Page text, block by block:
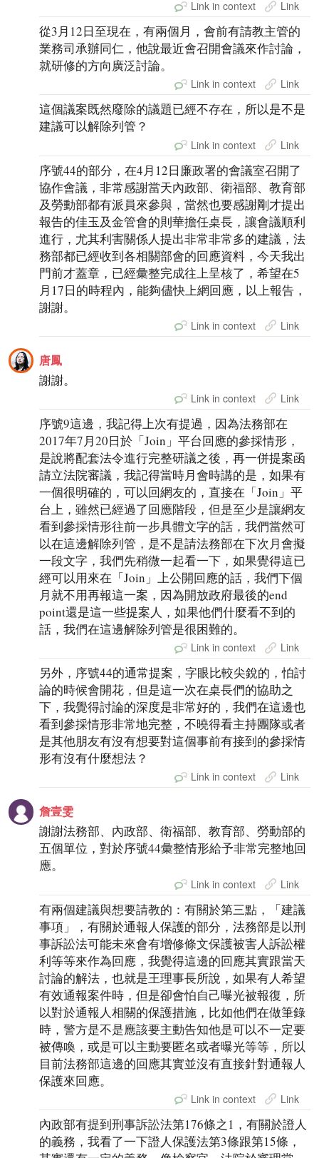
Link in context Link
從3月12日至現在，有兩個月，會前有請教主管的
業務司承辦同仁，他說最近會召開會議來作討論，
就研修的方向廣泛討論。
Link in context Link
這個議案既然廢除的議題已經不存在，所以是不是
建議可以解除列管？
Link in context Link
序號44的部分，在4月12日廉政署的會議室召開了
協作會議，非常感謝當天內政部、衛福部、教育部
及勞動部都有派員來參與，當然也要感謝剛才提出
報告的佳玉及金管會的則華擔任桌長，讓會議順利
進行，尤其利害關係人提出非常非常多的建議，法
務部都已經收到各相關部會的回應資料，今天我出
門前才蓋章，已經彙整完成往上呈核了，希望在5
月17日的時程內，能夠儘快上網回應，以上報告，
謝謝。
Link in context Link
唐鳳
謝謝。
Link in context Link
序號9這邊，我記得上次有提過，因為法務部在
2017年7月20日於「Join」平台回應的參採情形，
是說將配套法令進行完整研議之後，再一併提案函
請立法院審議，我記得當時月會時講的是，如果有
一個很明確的，可以回網友的，直接在「Join」平
台上，雖然已經過了回應階段，但是至少是讓網友
看到參採情形往前一步具體文字的話，我們當然可
以在這邊解除列管，是不是請法務部在下次月會擬
一段文字，我們先稍微一起看一下，如果覺得這已
經可以用來在「Join」上公開回應的話，我們下個
月就不用再報這一案，因為開放政府最後的end
point還是這一些提案人，如果他們什麼看不到的
話，我們在這邊解除列管是很困難的。
Link in context Link
另外，序號44的通常提案，字眼比較尖銳的，怕討
論的時候會開花，但是這一次在桌長們的協助之
下，我覺得討論的深度是非常好的，我們在這邊也
看到參採情形非常地完整，不曉得看主持團隊或者
是其他朋友有沒有想要對這個事前有接到的參採情
形有沒有什麼想法？
Link in context Link
詹壹雯
謝謝法務部、內政部、衛福部、教育部、勞動部的
五個單位，對於序號44彙整情形給予非常完整地回
應。
Link in context Link
有兩個建議與想要請教的：有關於第三點，「建議
事項」，有關於通報人保護的部分，法務部是以刑
事訴訟法可能未來會有增修條文保護被害人訴訟權
利等等來作為回應，我覺得這邊的回應其實跟當天
討論的解法，也就是王理事長所說，如果有人希望
有效通報案件時，但是卻會怕自己曝光被報復，所
以對於通報人相關的保護措施，比如他們在做筆錄
時，警方是不是應該要主動告知他是可以不一定要
被傳喚，或是可以主動要匿名或者曝光等等，所以
目前法務部這邊的回應其實並沒有直接針對通報人
保護來回應。
Link in context Link
內政部有提到刑事訴訟法第176條之1，有關於證人
的義務，我看了一下證人保護法第3條跟第15條，